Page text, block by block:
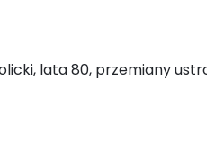
lata 80, przemiany